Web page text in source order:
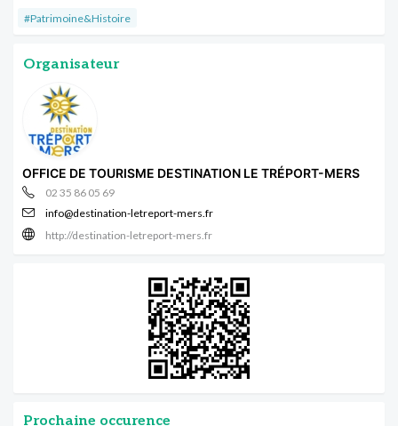
#Patrimoine&Histoire
Organisateur
OFFICE DE TOURISME DESTINATION LE TRÉPORT-MERS
02 35 86 05 69
info@destination-letreport-mers.fr
http://destination-letreport-mers.fr
Prochaine occurence